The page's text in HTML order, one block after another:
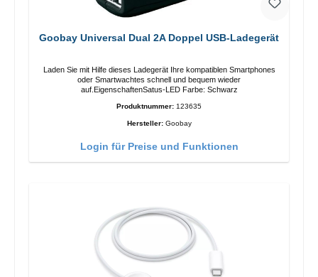
Goobay Universal Dual 2A Doppel USB-Ladegerät
Laden Sie mit Hilfe dieses Ladegerät Ihre kompatiblen Smartphones
oder Smartwachtes schnell und bequem wieder
auf.EigenschaftenSatus-LED Farbe: Schwarz
Produktnummer: 123635
Hersteller: Goobay
Login für Preise und Funktionen